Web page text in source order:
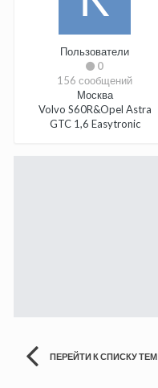
Пользователи
0
156 сообщений
Москва
Volvo S60R&Opel Astra
GTC 1,6 Easytronic
ПЕРЕЙТИ К СПИСКУ ТЕМ